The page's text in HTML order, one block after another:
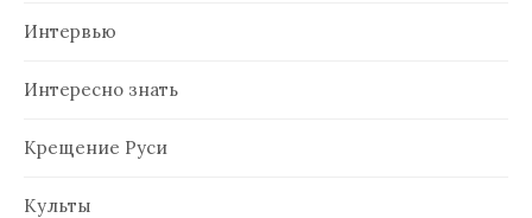
Интервью
Интересно знать
Крещение Руси
Культы